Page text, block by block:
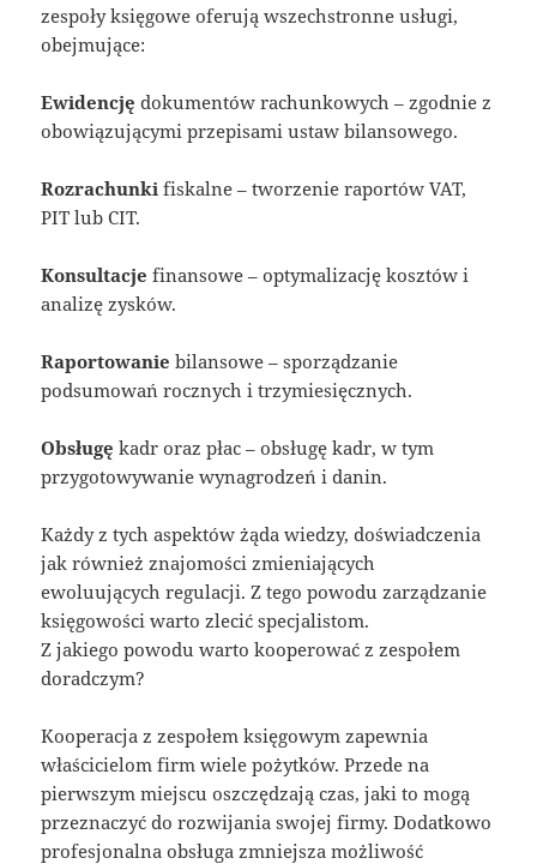
zespoły księgowe oferują wszechstronne usługi,
obejmujące:
Ewidencję dokumentów rachunkowych – zgodnie z
obowiązującymi przepisami ustaw bilansowego.
Rozrachunki fiskalne – tworzenie raportów VAT,
PIT lub CIT.
Konsultacje finansowe – optymalizację kosztów i
analizę zysków.
Raportowanie bilansowe – sporządzanie
podsumowań rocznych i trzymiesięcznych.
Obsługę kadr oraz płac – obsługę kadr, w tym
przygotowywanie wynagrodzeń i danin.
Każdy z tych aspektów żąda wiedzy, doświadczenia
jak również znajomości zmieniających
ewoluujących regulacji. Z tego powodu zarządzanie
księgowości warto zlecić specjalistom.
Z jakiego powodu warto kooperować z zespołem
doradczym?
Kooperacja z zespołem księgowym zapewnia
właścicielom firm wiele pożytków. Przede na
pierwszym miejscu oszczędzają czas, jaki to mogą
przeznaczyć do rozwijania swojej firmy. Dodatkowo
profesjonalna obsługa zmniejsza możliwość